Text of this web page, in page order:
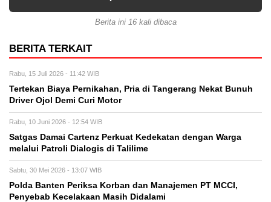
Berita ini 16 kali dibaca
BERITA TERKAIT
Rabu, 15 Juli 2026 - 11:42 WIB
Tertekan Biaya Pernikahan, Pria di Tangerang Nekat Bunuh
Driver Ojol Demi Curi Motor
Rabu, 10 Juni 2026 - 12:54 WIB
Satgas Damai Cartenz Perkuat Kedekatan dengan Warga
melalui Patroli Dialogis di Talilime
Sabtu, 30 Mei 2026 - 13:07 WIB
Polda Banten Periksa Korban dan Manajemen PT MCCI,
Penyebab Kecelakaan Masih Didalami